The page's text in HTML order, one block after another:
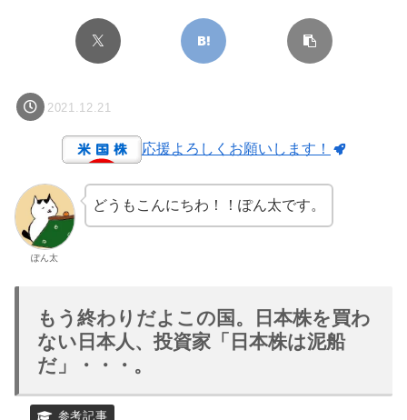
2021.12.21
応援よろしくお願いします！
ぽん太
どうもこんにちわ！！ぽん太です。
もう終わりだよこの国。日本株を買わ
ない日本人、投資家「日本株は泥船
だ」・・・。